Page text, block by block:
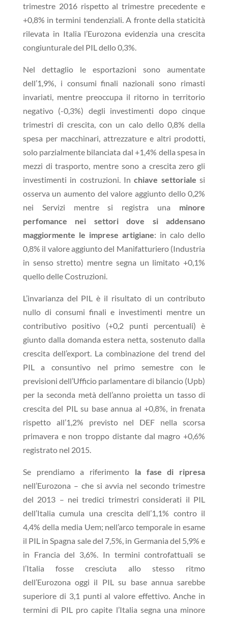
trimestre 2016 rispetto al trimestre precedente e
+0,8% in termini tendenziali . A fronte della staticità
rilevata in Italia l’Eurozona evidenzia una crescita
congiunturale del PIL dello 0,3%.
Nel dettaglio le esportazioni sono aumentate
dell’1,9%, i consumi finali nazionali sono rimasti
invariati, mentre preoccupa il ritorno in territorio
negativo (-0,3%) degli investimenti dopo cinque
trimestri di crescita, con un calo dello 0,8% della
spesa per macchinari, attrezzature e altri prodotti,
solo parzialmente bilanciata dal +1,4% della spesa in
mezzi di trasporto, mentre sono a crescita zero gli
investimenti in costruzioni. Inchiave settoriale si
osserva un aumento del valore aggiunto dello 0,2%
nei Servizi mentre si registra una minore
perfomance nei settori dove si addensano
maggiormente le imprese artigiane: in calo dello
0,8% il valore aggiunto del Manifatturiero (Industria
in senso stretto) mentre segna un limitato +0,1%
quello delle Costruzioni.
L’invarianza del PIL è il risultato di un contributo
nullo di consumi finali e investimenti mentre un
contributivo positivo (+0,2 punti percentuali) è
giunto dalla domanda estera netta, sostenuto dalla
crescita dell’export. La combinazione del trend del
PIL a consuntivo nel primo semestre con le
previsioni dell’Ufficio parlamentare di bilancio (Upb)
per la seconda metà dell’anno proietta un tasso di
crescita del PIL su base annua al +0,8%, in frenata
rispetto all’1,2% previsto nel DEF nella scorsa
primavera e non troppo distante dal magro +0,6%
registrato nel 2015.
Se prendiamo a riferimento la fase di ripresa
nell’Eurozona – che si avvia nel secondo trimestre
del 2013 – nei tredici trimestri considerati il PIL
dell’Italia cumula una crescita dell’1,1% contro il
4,4% della media Uem; nell’arco temporale in esame
il PIL in Spagna sale del 7,5%, in Germania del 5,9% e
in Francia del 3,6%. In termini controfattuali se
l’Italia fosse cresciuta allo stesso ritmo
dell’Eurozona oggi il PIL su base annua sarebbe
superiore di 3,1 punti al valore effettivo. Anche in
termini di PIL pro capite l’Italia segna una minore